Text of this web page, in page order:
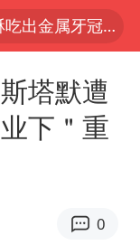
泸溪河：桃酥吃出金属牙冠视频不实
美国将对多晶硅衍生品加征15%关税
泰国校园枪击案死亡人数升至7人
泰高官回应中国人在泰遭歧视：全面调查
塔默遭
下＂重
0